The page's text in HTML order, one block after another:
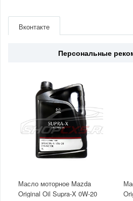
Страна Япония
Вконтакте
Персональные
Масло моторное Mazda
Original Oil Supra-X 0W-20